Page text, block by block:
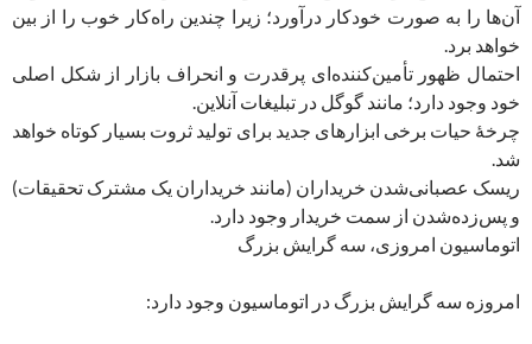
آن‌ها را به صورت خودکار درآورد؛ زیرا چندین راه‌کار خوب را از بین
خواهد برد.
احتمال ظهور تأمین‌کننده‌ای پرقدرت و انحراف بازار از شکل اصلی
خود وجود دارد؛ مانند گوگل در تبلیغات آنلاین.
چرخۀ حیات برخی ابزارهای جدید برای تولید ثروت بسیار کوتاه خواهد
شد.
ریسک عصبانی‌شدن خریداران (مانند خریداران یک مشترک تحقیقات)
و پس‌زده‌شدن از سمت خریدار وجود دارد.
اتوماسیون امروزی، سه گرایش بزرگ
امروزه سه گرایش بزرگ در اتوماسیون وجود دارد: